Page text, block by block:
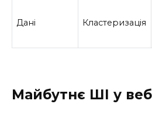
Дані Кластеризація
Майбутнє ШІ у